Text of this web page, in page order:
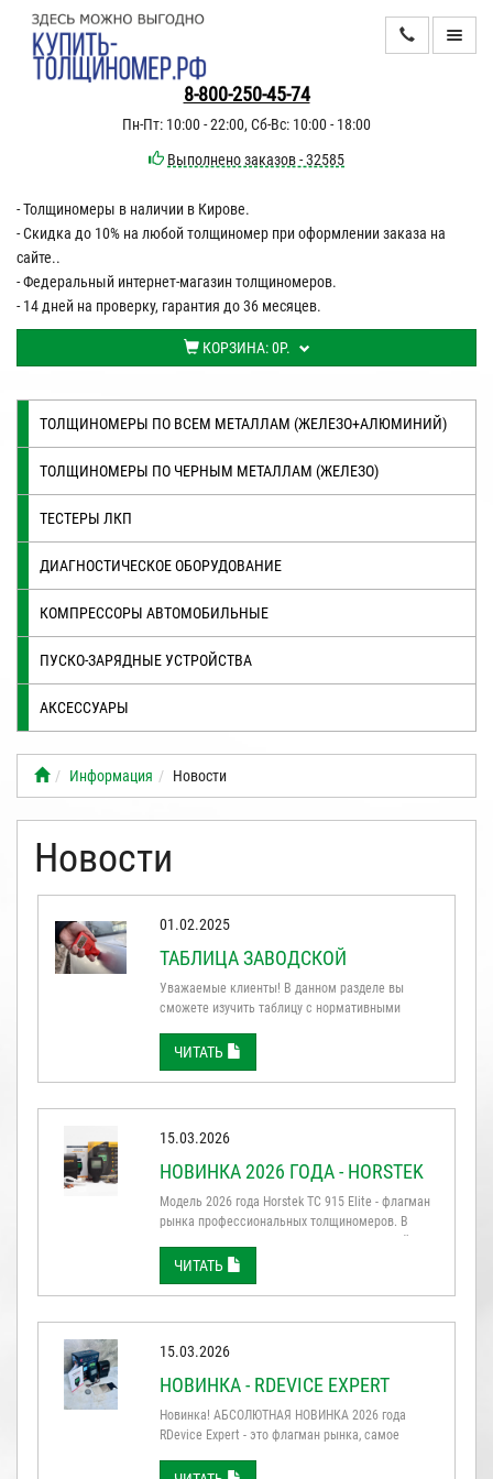
8-800-250-45-74
Пн-Пт: 10:00 - 22:00, Сб-Вс: 10:00 - 18:00
Выполнено заказов - 32585
- Толщиномеры в наличии в Кирове.
- Скидка до 10% на любой толщиномер при оформлении заказа на
сайте..
- Федеральный интернет-магазин толщиномеров.
- 14 дней на проверку, гарантия до 36 месяцев.
КОРЗИНА:0Р.
КАТАЛОГ
ДОСТАВКА
ОПЛАТА
КОНТАКТЫ
ТОЛЩИНОМЕРЫ ПО ВСЕМ МЕТАЛЛАМ (ЖЕЛЕЗО+АЛЮМИНИЙ)
ТОЛЩИНОМЕРЫ ПО ЧЕРНЫМ МЕТАЛЛАМ (ЖЕЛЕЗО)
ТЕСТЕРЫ ЛКП
ДИАГНОСТИЧЕСКОЕ ОБОРУДОВАНИЕ
КОМПРЕССОРЫ АВТОМОБИЛЬНЫЕ
ПУСКО-ЗАРЯДНЫЕ УСТРОЙСТВА
АКСЕССУАРЫ
Информация Новости
Новости
01.02.2025
ТАБЛИЦА ЗАВОДСКОЙ
ТОЛЩИНЫ ЛКП
Уважаемые клиенты! В данном разделе вы
сможете изучить таблицу с нормативными
производителей и моделей. *(данные основаны
на информации выложенной в общедоступных
ресурсах в Интернете и подкорректированы
нашим личным опытом – измерено более 1000
ЧИТАТЬ
15.03.2026
НОВИНКА 2026 ГОДА - HORSTEK
TC 915 ELITE
Модель 2026 года Horstek TC 915 Elite - флагман
рынка профессиональных толщиномеров. В
данном приборе сочетаются максимальный
функционал и мощнейшие компоненты, все
инновации объединенные в одном устройстве.
Надежность фирмы HORSTEK проверена
временем. Это айфон на рынке толщиномеров ...
ЧИТАТЬ
15.03.2026
НОВИНКА - RDEVICE EXPERT
Новинка! АБСОЛЮТНАЯ НОВИНКА 2026 года
RDevice Expert - это флагман рынка, самое
на базе профессиональных рубиновых датчиков.